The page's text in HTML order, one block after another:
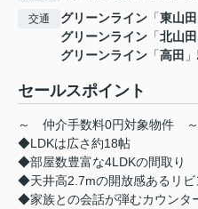
交通 グリーンライン 「東山田
グリーンライン 「北山田
グリーンライン 「高田
セールスポイント
～ 仲介手数料0円対象物件 ～
◆LDKは広さ約18帖
◆部屋数豊富な4LDKの間取り
◆天井高2.7mの開放感あるリビ
◆家族との会話が弾むカウンタ